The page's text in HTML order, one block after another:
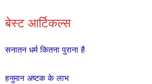
बेस्ट आर्टिकल्स
सनातन धर्म कितना पुराना है
हनुमान अष्टक के लाभ